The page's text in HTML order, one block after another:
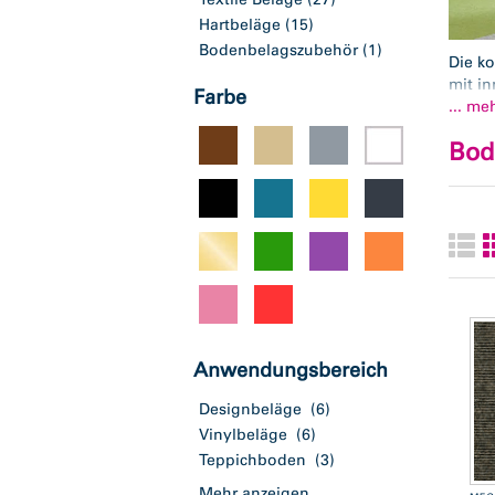
Hartbeläge (15)
Bodenbelagszubehör (1)
Farbe
Anwendungsbereich
Designbeläge (6)
Vinylbeläge (6)
Teppichboden (3)
Die
mit
...